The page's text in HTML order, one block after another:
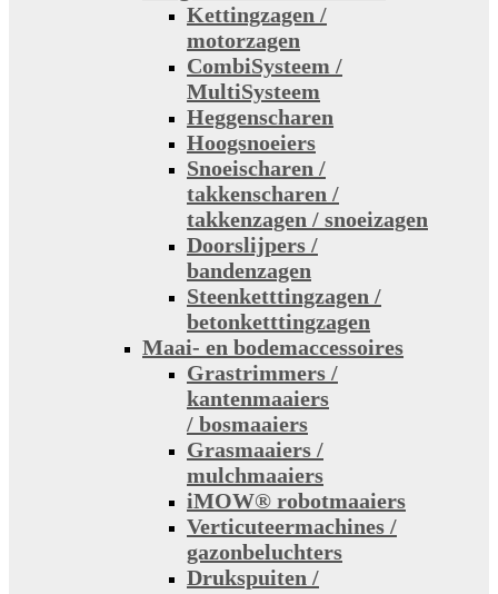
Kettingzagen /
motorzagen
CombiSysteem /
MultiSysteem
Heggenscharen
Hoogsnoeiers
Snoeischaren /
takkenscharen /
takkenzagen / snoeizagen
Doorslijpers /
bandenzagen
Steenketttingzagen /
betonketttingzagen
Maai- en bodemaccessoires
Grastrimmers /
kantenmaaiers
/ bosmaaiers
Grasmaaiers /
mulchmaaiers
iMOW® robotmaaiers
Verticuteermachines /
gazonbeluchters
Drukspuiten /